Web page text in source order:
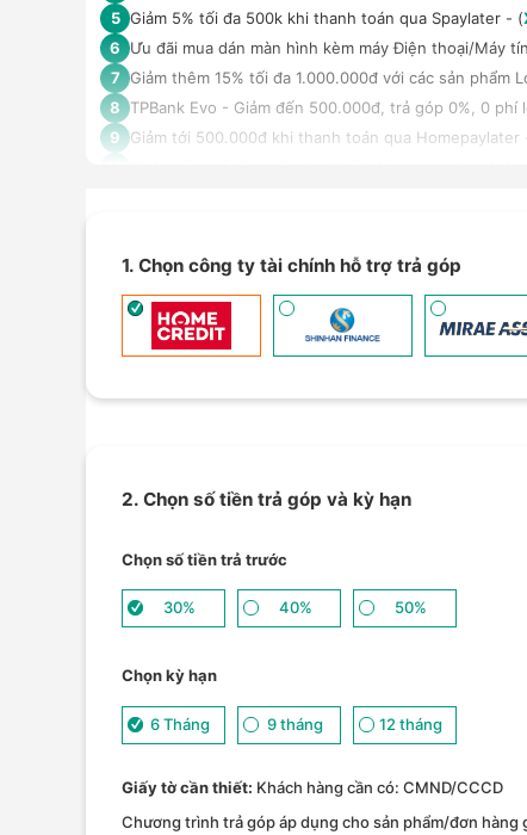
5 Giảm 5% tối đa 500k khi thanh toán qua Spaylater - (
6
Ưu đãi mua dán màn hình kèm máy Điện thoại/Máy
7 Giảm thêm 15% tối đa 1.000.000đ với các sản
8
TPBank Evo - Giảm đến 500.000đ, trả góp 0%, 0
9
Giảm tới 500.000đ khi thanh toán qua Homepaylater
1. Chọn công ty tài chính hỗ trợ trả góp
2. Chọn số tiền trả góp và kỳ hạn
Chọn số tiền trả trước
30% 40% 50%
Chọn kỳ hạn
6 Tháng 9 tháng 12 tháng
Giấy tờ cần thiết: Khách hàng cần có: CMND/CCCD
Chương trình trả góp áp dụng cho sản phẩm/đơn hàng